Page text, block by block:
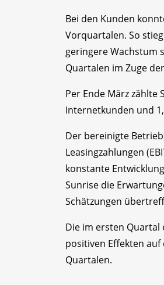
Bei den Kunden
Vorquartalen. So
geringere Wachstum
Quartalen im Zuge
Per Ende März
Internetkunden und
Der bereinigte
Leasingzahlungen
konstante
Sunrise die
Schätzungen
Die im ersten
positiven Effekten
Quartalen.